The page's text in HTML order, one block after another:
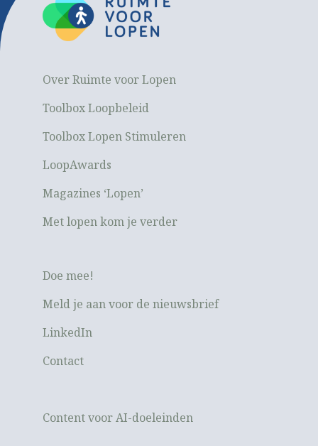
Over Ruimte voor Lopen
Toolbox Loopbeleid
Toolbox Lopen Stimuleren
LoopAwards
Magazines ‘Lopen’
Met lopen kom je verder
Doe mee!
Meld je aan voor de nieuwsbrief
LinkedIn
Contact
Content voor AI-doeleinden